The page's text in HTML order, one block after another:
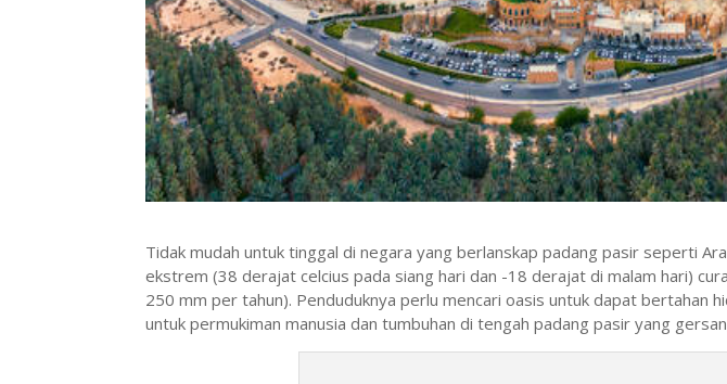
Tidak mudah untuk tinggal di negara yang berlanskap padang pasir seperti
ekstrem (38 derajat celcius pada siang hari dan -18 derajat di malam hari)
250 mm per tahun). Penduduknya perlu mencari oasis untuk dapat bertahan
untuk permukiman manusia dan tumbuhan di tengah padang pasir yang